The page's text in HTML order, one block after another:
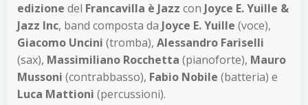
edizione del Francavilla è Jazz con Joyce E. Yuille &
Jazz Inc, band composta da Joyce E. Yuille (voce),
Giacomo Uncini (tromba), Alessandro Fariselli
(sax), Massimiliano Rocchetta (pianoforte), Mauro
Mussoni (contrabbasso), Fabio Nobile (batteria) e
Luca Mattioni (percussioni).